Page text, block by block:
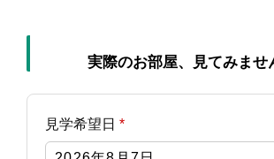
実際のお部屋、見てみませ
見学希望日 *